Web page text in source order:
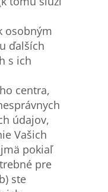
osobným
ďalších
s ich
centra,
údajov,
Vašich
pokiaľ
pre
ste